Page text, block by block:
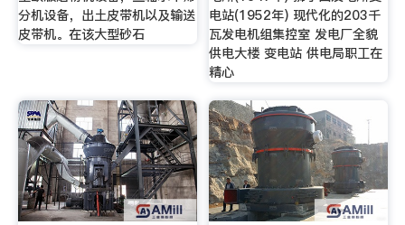
分机设备，出土皮带机以及输送
皮带机。在该大型砂石
电站(1952年) 现代化的203千
瓦发电机组集控室 发电厂全貌
供电大楼 变电站 供电局职工在
精心